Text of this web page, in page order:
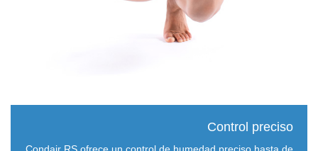
Control preciso